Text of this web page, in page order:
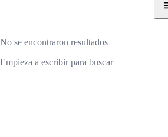
No se encontraron resultados
Empieza a escribir para buscar